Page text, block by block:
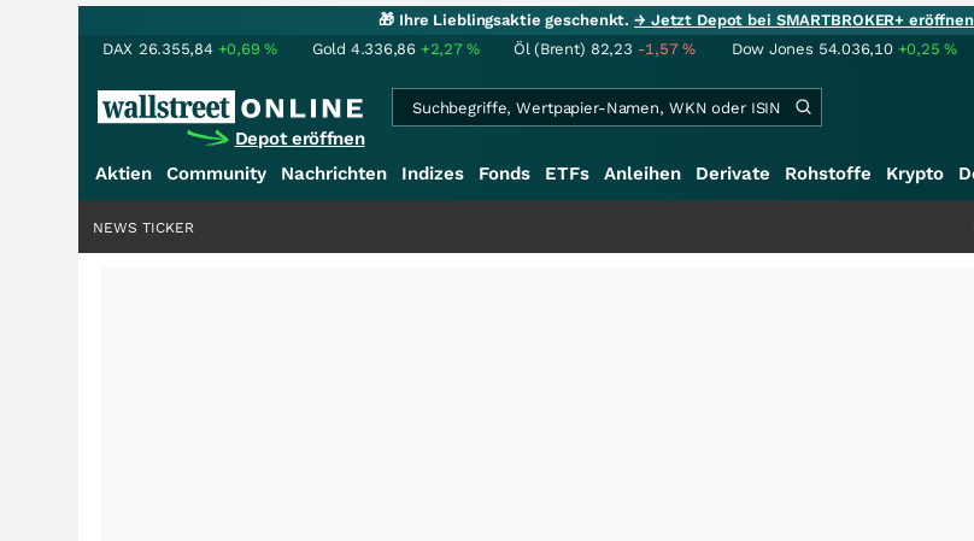
🎁 Ihre Lieblingsaktie geschenkt.→ Jetzt Depot bei SMARTBROKER+
DAX 26.355,84 +0,69% Gold 4.336,86 +2,27% Öl (Brent) 82,23 -1,57% Dow Jones 54.036,10 +0,25%
Depot eröffnen
Aktien Community Nachrichten Indizes Fonds ETFs Anleihen Derivate Rohstoffe Krypto
NEWS TICKER